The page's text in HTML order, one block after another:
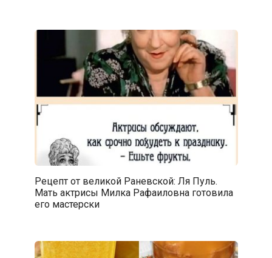
Рецепт от великой Раневской: Ля Пуль.
Мать актрисы Милка Рафаиловна готовила
его мастерски